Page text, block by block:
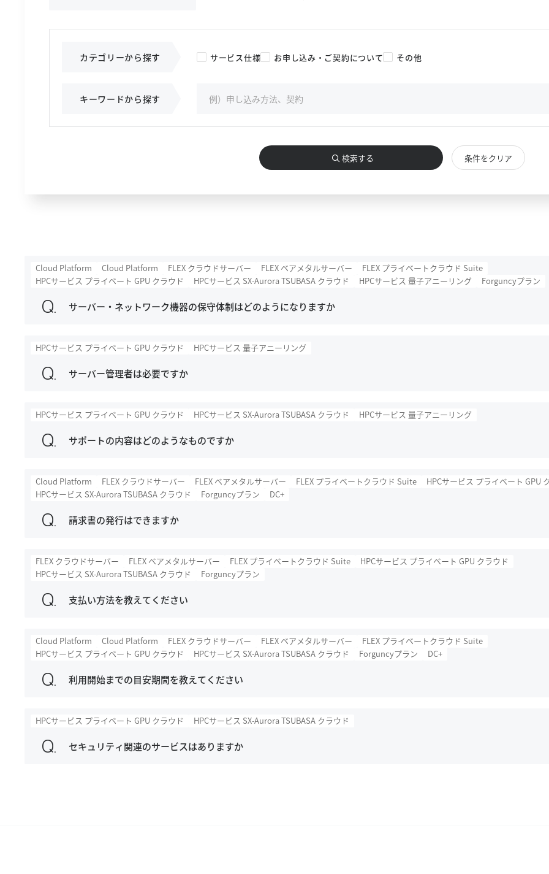
カテゴリーから探す サービス仕様 お申し込み・ご契約について その他
キーワードから探す
検索する 条件をクリア
Cloud Platform Cloud Platform FLEX クラウドサーバー FLEX ベアメタルサーバー
FLEX プライベートクラウド Suite
HPCサービス プライベート GPU クラウド
HPCサービス SX-Aurora TSUBASA クラウド HPCサービス 量子アニーリング Forguncyプラン
サーバー・ネットワーク機器の保守体制はどのようになりますか
HPCサービス プライベート GPU クラウド HPCサービス 量子アニーリング
サーバー管理者は必要ですか
HPCサービス プライベート GPU クラウド HPCサービス SX-Aurora TSUBASA クラウド HPCサービス 量子アニーリング
サポートの内容はどのようなものですか
Cloud Platform FLEX クラウドサーバー FLEX ベアメタルサーバー FLEX プライベートクラウド Suite
HPCサービス プライベート GPU
HPCサービス SX-Aurora TSUBASA クラウド
Forguncyプラン DC+
請求書の発行はできますか
FLEX クラウドサーバー FLEX ベアメタルサーバー FLEX プライベートクラウド Suite
HPCサービス プライベート GPU クラウド
HPCサービス SX-Aurora TSUBASA クラウド
Forguncyプラン
支払い方法を教えてください
Cloud Platform Cloud Platform FLEX クラウドサーバー FLEX ベアメタルサーバー
FLEX プライベートクラウド Suite
HPCサービス プライベート GPU クラウド
HPCサービス SX-Aurora TSUBASA クラウド Forguncyプラン DC+
利用開始までの目安期間を教えてください
HPCサービス プライベート GPU クラウド HPCサービス SX-Aurora TSUBASA クラウド
セキュリティ関連のサービスはありますか